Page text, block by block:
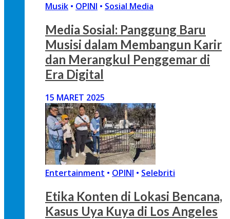
Musik • OPINI • Sosial Media
Media Sosial: Panggung Baru
Musisi dalam Membangun Karir
dan Merangkul Penggemar di
Era Digital
15 MARET 2025
Entertainment • OPINI • Selebriti
Etika Konten di Lokasi Bencana,
Kasus Uya Kuya di Los Angeles